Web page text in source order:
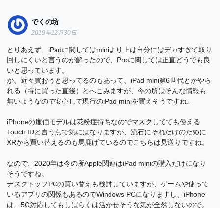
でくの坊
2019年12月30日
とりあえず、iPadに関してはminiより上は自分にはデカすぎて取り
回しにくいと言うのが解ったので、Proに関しては正直どうでも良
いと思っています。
が、近々買おうと思ってるのもあって、iPad mini第6世代とかやら
れる（特に買った直後）とへこみますが、今の所はそんな情報も
無いようなので安心して現行のiPad miniを買えそうですね。
iPhoneの廉価モデルは花粉症持ちなのでマスクしてても使える
Touch IDと言う点で気にはなりますが、流石にそれだけのために
XRから買い替えるのも馬鹿げているのでこちらは見送りですね。
なので、2020年は今の所Apple関連はiPad miniの購入だけになり
そうですね。
デスクトップPCの買い替えも検討していますが、ゲームや使って
いるアプリの関係もあるのでWindows PCになりますし、iPhone
は…5G対応してもしばらくは活かせそうな気が全然しないので。